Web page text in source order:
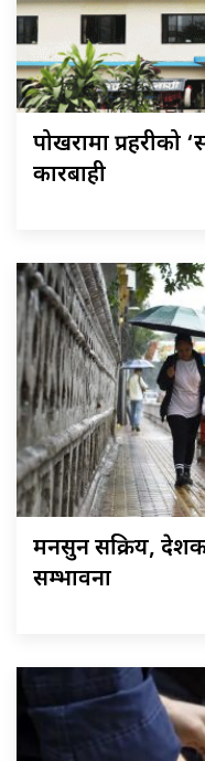
पोखरामा प्रहरीको
कारबाही
मनसुन सक्रिय,
सम्भावना